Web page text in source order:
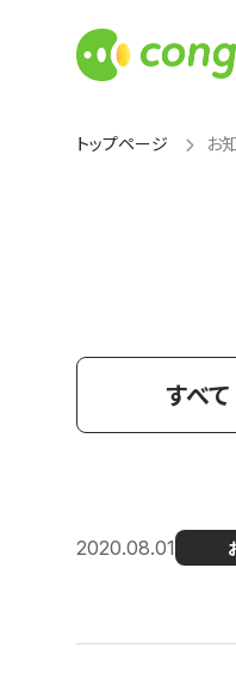
トップページ お
すべて
2020.08.01